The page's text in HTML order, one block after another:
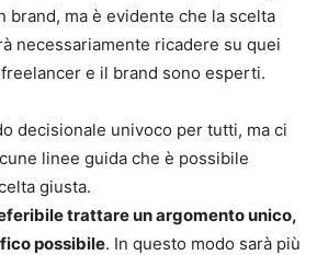
brand, ma è evidente che la scelta
necessariamente ricadere su quei
e il brand sono esperti.
decisionale univoco per tutti, ma ci
linee guida che è possibile
giusta.
trattare un argomento unico,
possibile. In questo modo sarà più